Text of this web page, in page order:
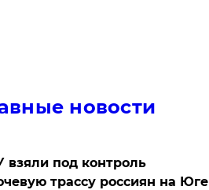
новости
взяли под контроль
трассу россиян на Юге